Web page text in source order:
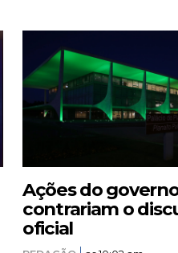
Ações do
contrariam o
oficial